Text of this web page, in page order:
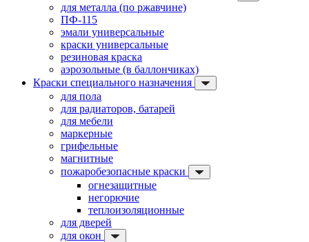
для металла (по ржавчине)
ПФ-115
эмали универсальные
краски универсальные
резиновая краска
аэрозольные (в баллончиках)
Краски специального назначения
для пола
для радиаторов, батарей
для мебели
маркерные
грифельные
магнитные
пожаробезопасные краски
огнезащитные
негорючие
теплоизоляционные
для дверей
для окон